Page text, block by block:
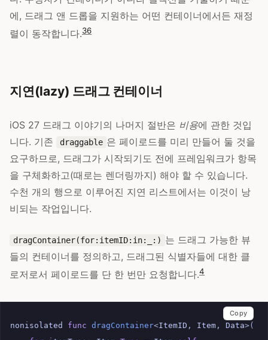
에, 드래그 앤 드롭을 지원하는 어떤 컨테이너에서든 재정
렬이 동작합니다.36
지연(lazy) 드래그 컨테이너
iOS 27 드래그 이야기의 나머지 절반은 비용에 관한 것입
니다. 기존
draggable 은 페이로드를 미리 만들어 둘 것을
요구하므로, 드래그가 시작되기도 전에 프레임워크가 항목
을 구체화하고(때로는 렌더링까지) 해야 할 수 있습니다.
수천 개의 행으로 이루어진 지연 리스트에서는 이것이 낭
비되는 작업입니다.
dragContainer(for:itemID:in:_:) 는 드래그 가능한 뷰
들의 컨테이너를 정의하고, 드래그된 식별자들에 대한 클
로저로서 페이로드를 단 한 번만 요청합니다.4
nonisolated func dragContainer<ItemID , Item , Data>(
Copy